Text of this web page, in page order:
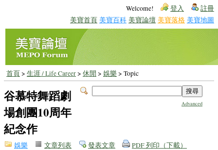
Welcome! 登入 註冊
美寶首頁 美寶百科 美寶論壇 美寶落格 美寶地圖
首頁> 生涯 / Life Career> 休閒 > 娛樂 > Topic
Advanced
谷慕特舞蹈劇
場創團10周年
紀念作
娛樂 文章列表 發表文章 PDF 列印（下載）